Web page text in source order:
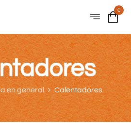
0
en general Calentadores